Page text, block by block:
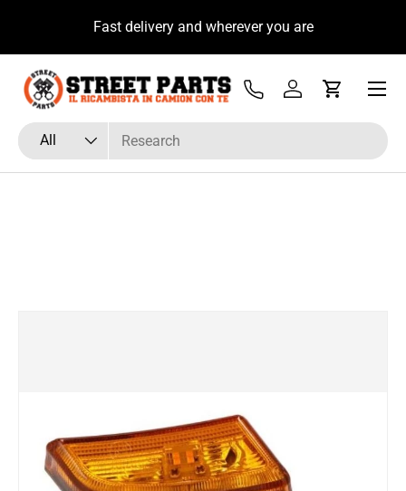
Skip to contentFast delivery and wherever you are
Search
Product type
All
Tel Log inCart
Menu